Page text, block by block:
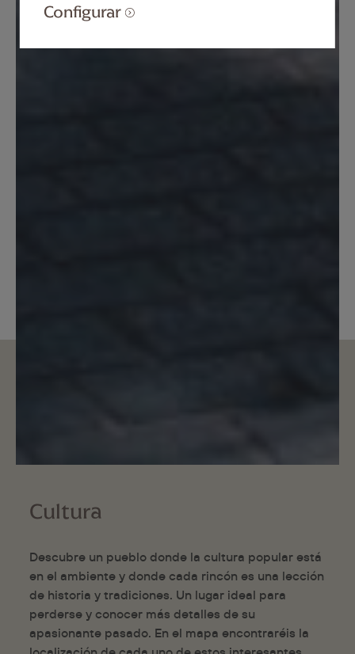
Cultura
Descubre un pueblo donde la cultura popular está
en el ambiente y donde cada rincón es una lección
de historia y tradiciones. Un lugar ideal para
perderse y conocer más detalles de su
apasionante pasado. En el mapa encontraréis la
Configurar